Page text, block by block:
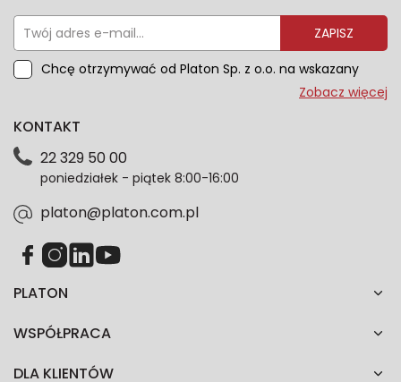
ZAPISZ
Chcę otrzymywać od Platon Sp. z o.o. na wskazany
przeze mnie adres e-mail informacje marketingowe
dotyczące danych osobowych znajdziesz w naszej
każdym czasie. Wycofanie zgody nie wpłynie na
zgodność z prawem przetwarzania dokonanego przed
Zobacz więcej
PLATON
WSPÓŁPRACA
DLA KLIENTÓW
KONTAKT
22 329 50 00
poniedziałek - piątek 8:00-16:00
platon@platon.com.pl